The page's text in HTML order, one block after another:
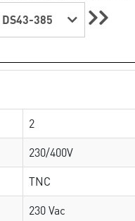
DS43-385
2
230/400V
TNC
230 Vac